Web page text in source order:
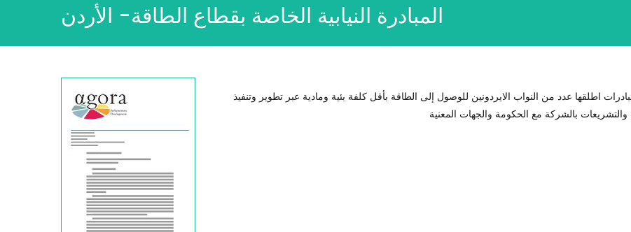
المبادرة النيابية الخاصة بقطاع الطاقة- الأردن
اطلقها عدد من النواب الايردونين للوصول إلى الطاقة بأقل كلفة بئية ومادية عبر تطوير وتنفيذ
بالشركة مع الحكومة والجهات المعنية